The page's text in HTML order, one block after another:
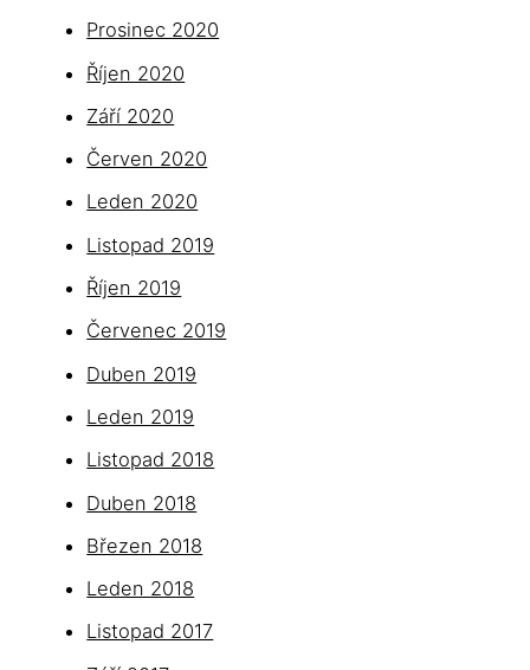
Prosinec 2020
Říjen 2020
Září 2020
Červen 2020
Leden 2020
Listopad 2019
Říjen 2019
Červenec 2019
Duben 2019
Leden 2019
Listopad 2018
Duben 2018
Březen 2018
Leden 2018
Listopad 2017